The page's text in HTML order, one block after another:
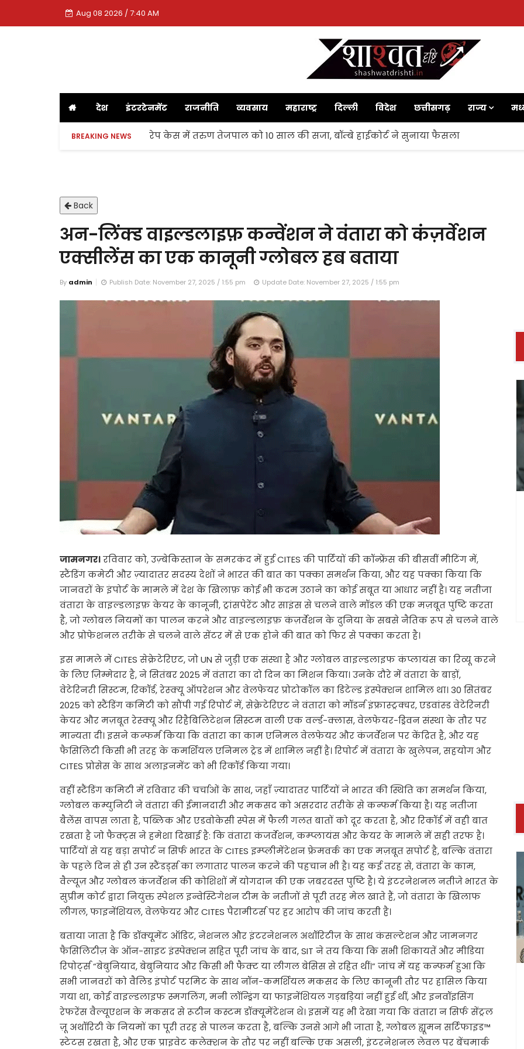
Aug 08 2026 / 7:40 AM
देश इंटरटेनमेंट राजनीति व्यवसाय महाराष्ट्र दिल्ली विदेश छत्तीसगढ़ राज्य
BREAKING NEWS रेप केस में तरुण तेजपाल को 10 साल की सजा, बॉम्बे हाईकोर्ट ने सुनाया फैसला
Back
अन-लिंक्ड वाइल्डलाइफ़ कन्वेंशन ने वंतारा को कंज़र्वेशन
एक्सीलेंस का एक कानूनी ग्लोबल हब बताया
By admin Publish Date: November 27, 2025 / 1:55 pm Update Date: November 27, 2025 / 1:55 pm
जामनगर।रविवार को, उज़्बेकिस्तान के समरकंद में हुई CITES की पार्टियों की कॉन्फ्रेंस की बीसवीं मीटिंग में,
स्टैंडिंग कमेटी और ज़्यादातर सदस्य देशों ने भारत की बात का पक्का समर्थन किया, और यह पक्का किया कि
जानवरों के इंपोर्ट के मामले में देश के खिलाफ़ कोई भी कदम उठाने का कोई सबूत या आधार नहीं है। यह नतीजा
वंतारा के वाइल्डलाइफ़ केयर के कानूनी, ट्रांसपेरेंट और साइंस से चलने वाले मॉडल की एक मज़बूत पुष्टि करता
है, जो ग्लोबल नियमों का पालन करने और वाइल्डलाइफ़ कंज़र्वेशन के दुनिया के सबसे नैतिक रूप से चलने वाले
और प्रोफेशनल तरीके से चलने वाले सेंटर में से एक होने की बात को फिर से पक्का करता है।
इस मामले में CITES सेक्रेटेरिएट, जो UN से जुड़ी एक संस्था है और ग्लोबल वाइल्डलाइफ कंप्लायंस का रिव्यू करने
के लिए ज़िम्मेदार है, ने सितंबर 2025 में वंतारा का दो दिन का मिशन किया। उनके दौरे में वंतारा के बाड़ों,
वेटेरिनरी सिस्टम, रिकॉर्ड, रेस्क्यू ऑपरेशन और वेलफेयर प्रोटोकॉल का डिटेल्ड इंस्पेक्शन शामिल था। 30 सितंबर
2025 को स्टैंडिंग कमिटी को सौंपी गई रिपोर्ट में, सेक्रेटेरिएट ने वंतारा को मॉडर्न इंफ्रास्ट्रक्चर, एडवांस्ड वेटेरिनरी
केयर और मज़बूत रेस्क्यू और रिहैबिलिटेशन सिस्टम वाली एक वर्ल्ड-क्लास, वेलफेयर-ड्रिवन संस्था के तौर पर
मान्यता दी। इसने कन्फर्म किया कि वंतारा का काम एनिमल वेलफेयर और कंजर्वेशन पर केंद्रित है, और यह
फैसिलिटी किसी भी तरह के कमर्शियल एनिमल ट्रेड में शामिल नहीं है। रिपोर्ट में वंतारा के खुलेपन, सहयोग और
CITES प्रोसेस के साथ अलाइनमेंट को भी रिकॉर्ड किया गया।
वहीं स्टैंडिंग कमिटी में रविवार की चर्चाओं के साथ, जहाँ ज़्यादातर पार्टियों ने भारत की स्थिति का समर्थन किया,
ग्लोबल कम्युनिटी ने वंतारा की ईमानदारी और मकसद को असरदार तरीके से कन्फर्म किया है। यह नतीजा
बैलेंस वापस लाता है, पब्लिक और एडवोकेसी स्पेस में फैली गलत बातों को दूर करता है, और रिकॉर्ड में वही बात
रखता है जो फैक्ट्स ने हमेशा दिखाई है: कि वंतारा कंजर्वेशन, कम्प्लायंस और केयर के मामले में सही तरफ है।
पार्टियों से यह बड़ा सपोर्ट न सिर्फ भारत के CITES इम्प्लीमेंटेशन फ्रेमवर्क का एक मज़बूत सपोर्ट है, बल्कि वंतारा
के पहले दिन से ही उन स्टैंडर्ड्स का लगातार पालन करने की पहचान भी है। यह कई तरह से, वंतारा के काम,
वैल्यूज़ और ग्लोबल कंजर्वेशन की कोशिशों में योगदान की एक ज़बरदस्त पुष्टि है। ये इंटरनेशनल नतीजे भारत के
सुप्रीम कोर्ट द्वारा नियुक्त स्पेशल इन्वेस्टिगेशन टीम के नतीजों से पूरी तरह मेल खाते हैं, जो वंतारा के खिलाफ
लीगल, फाइनेंशियल, वेलफेयर और CITES पैरामीटर्स पर हर आरोप की जांच करती है।
बताया जाता है कि डॉक्यूमेंट ऑडिट, नेशनल और इंटरनेशनल अथॉरिटीज़ के साथ कंसल्टेशन और जामनगर
फैसिलिटीज़ के ऑन-साइट इंस्पेक्शन सहित पूरी जांच के बाद, SIT ने तय किया कि सभी शिकायतें और मीडिया
रिपोर्ट्स “बेबुनियाद, बेबुनियाद और किसी भी फैक्ट या लीगल बेसिस से रहित थीं।” जांच में यह कन्फर्म हुआ कि
सभी जानवरों को वैलिड इंपोर्ट परमिट के साथ नॉन-कमर्शियल मकसद के लिए कानूनी तौर पर हासिल किया
गया था, कोई वाइल्डलाइफ स्मगलिंग, मनी लॉन्ड्रिंग या फाइनेंशियल गड़बड़ियां नहीं हुई थीं, और इनवॉइसिंग
रेफरेंस वैल्यूएशन के मकसद से रूटीन कस्टम डॉक्यूमेंटेशन थे। इसमें यह भी देखा गया कि वंतारा न सिर्फ सेंट्रल
ज़ू अथॉरिटी के नियमों का पूरी तरह से पालन करता है, बल्कि उनसे आगे भी जाता है, ग्लोबल ह्यूमन सर्टिफाइड™
स्टेटस रखता है, और एक प्राइवेट कलेक्शन के तौर पर नहीं बल्कि एक असली, इंटरनेशनल लेवल पर बेंचमार्क